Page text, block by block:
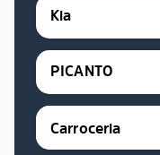
Kia
PICANTO